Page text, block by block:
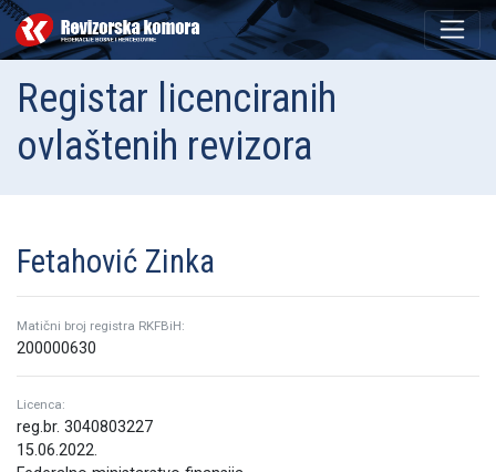
Registar licenciranih
ovlaštenih revizora
Fetahović Zinka
Matični broj registra RKFBiH:
200000630
Licenca:
reg.br. 3040803227
15.06.2022.